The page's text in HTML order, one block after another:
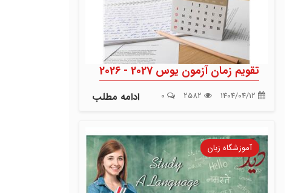
تقویم زمان آزمون یوس 2027 - 2026
ادامه مطلب
آموزشگاه زبان